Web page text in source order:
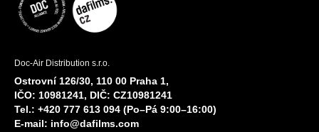
Doc-Air Distribution s.r.o.
Ostrovní 126/30, 110 00 Praha 1,
IČO: 10981241, DIČ: CZ10981241
Tel.: +420 777 613 094 (Po–Pá 9:00–16:00)
E-mail: info@dafilms.com